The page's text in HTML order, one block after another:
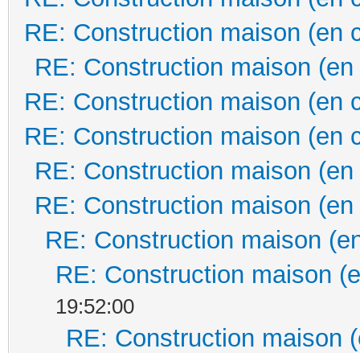
RE: Construction maison (en
RE: Construction maison
RE: Construction maison (en
RE: Construction maison (en
RE: Construction maison
RE: Construction maison
RE: Construction maison
RE: Construction maison
19:52:00
RE: Construction maison